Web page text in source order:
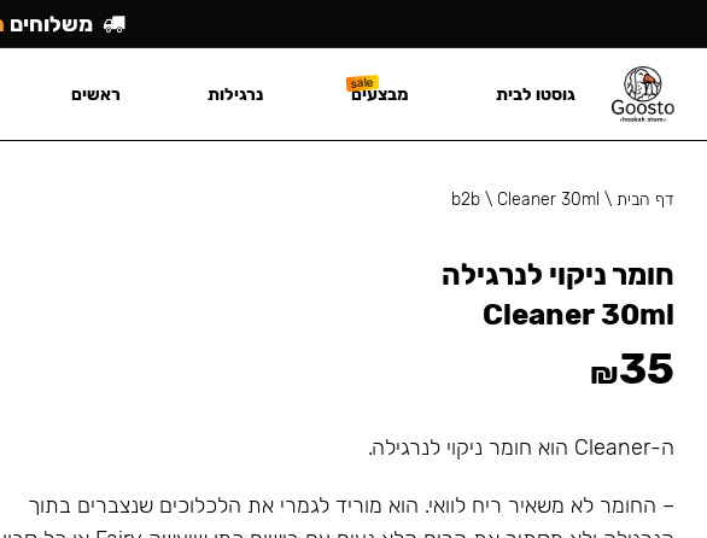
דף הבית\
b2b \Cleaner 30ml
חומר ניקוי לנרגילה
Cleaner 30ml
₪35
ה-Cleaner הוא חומר ניקוי לנרגילה.
– החומר לא משאיר ריח לוואי. הוא מוריד לגמרי את הלכלוכים שנצברים בתוך
משלוחים
גוסטו לבית מבצעים נרגילות ראשים